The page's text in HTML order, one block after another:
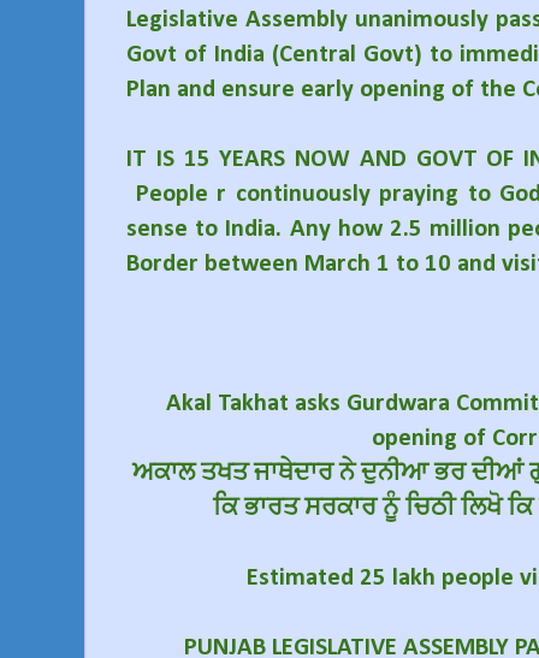
Legislative Assembly unanimously
Govt of India (Central Govt) to
Plan and ensure early opening of the
IT IS 15 YEARS NOW AND GOVT OF
People r continuously praying to
sense to India. Any how 2.5 million
Border between March 1 to 10 and
Akal Takhat asks Gurdwara
opening of
ਅਕਾਲ ਤਖਤ ਜਾਥੇਦਾਰ ਨੇ ਦੁਨੀਆ ਭਰ ਦੀਆਂ
ਕਿ ਭਾਰਤ ਸਰਕਾਰ ਨੂੰ ਚਿਠੀ ਲਿਖੋ
Estimated 25 lakh people
PUNJAB LEGISLATIVE ASSEMBLY